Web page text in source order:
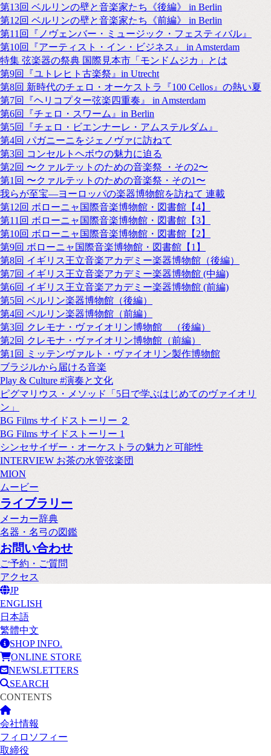
第13回 ベルリンの壁と音楽家たち《後編》 in Berlin
第12回 ベルリンの壁と音楽家たち《前編》 in Berlin
第11回『ノヴェンバー・ミュージック・フェスティバル』
第10回『アーティスト・イン・ビジネス』 in Amsterdam
特集 弦楽器の祭典 国際見本市「モンドムジカ」とは
第9回『ユトレヒト古楽祭』in Utrecht
第8回 新時代のチェロ・オーケストラ『100 Cellos』の熱い夏
第7回『ヘリコプター弦楽四重奏』 in Amsterdam
第6回『チェロ・スワーム』in Berlin
第5回『チェロ・ビエンナーレ・アムステルダム』
第4回 パガニーニをジェノヴァに訪ねて
第3回 コンセルトヘボウの魅力に迫る
第2回 〜クァルテットのための音楽祭 ・その2〜
第1回 〜クァルテットのための音楽祭・その1〜
我らが至宝―ヨーロッパの楽器博物館を訪ねて 連載
第12回 ボローニャ国際音楽博物館・図書館【4】
第11回 ボローニャ国際音楽博物館・図書館【3】
第10回 ボローニャ国際音楽博物館・図書館【2】
第9回 ボローニャ国際音楽博物館・図書館【1】
第8回 イギリス王立音楽アカデミー楽器博物館（後編）
第7回 イギリス王立音楽アカデミー楽器博物館 (中編)
第6回 イギリス王立音楽アカデミー楽器博物館 (前編)
第5回 ベルリン楽器博物館（後編）
第4回 ベルリン楽器博物館（前編）
第3回 クレモナ・ヴァイオリン博物館 （後編）
第2回 クレモナ・ヴァイオリン博物館（前編）
第1回 ミッテンヴァルト・ヴァイオリン製作博物館
ブラジルから届ける音楽
Play & Culture #演奏と文化
ピグマリウス・メソッド「5日で学ぶはじめてのヴァイオリ
ン」
BG Films サイドストーリー ２
BG Films サイドストーリー 1
シンセサイザー・オーケストラの魅力と可能性
INTERVIEW お茶の水管弦楽団
MION
ムービー
ライブラリー
メーカー辞典
名器・名弓の図鑑
お問い合わせ
ご予約・ご質問
アクセス
JP
ENGLISH
日本語
繁體中文
SHOP INFO.
ONLINE STORE
NEWSLETTERS
SEARCH
CONTENTS
会社情報
フィロソフィー
取締役